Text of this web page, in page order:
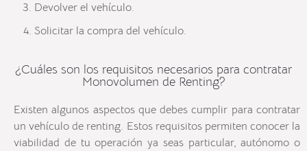
Devolver el vehículo.
Solicitar la compra del vehículo.
¿Cuáles son los requisitos necesarios para contratar
Monovolumen de Renting?
Existen algunos aspectos que debes cumplir para contratar
un vehículo de renting. Estos requisitos permiten conocer la
viabilidad de tu operación ya seas particular, autónomo o